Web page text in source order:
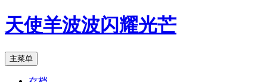
跳
至
文
天使羊波波闪耀光芒
搜
索
主菜单